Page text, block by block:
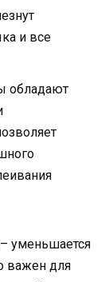
и все
обладают
уменьшается
важен для